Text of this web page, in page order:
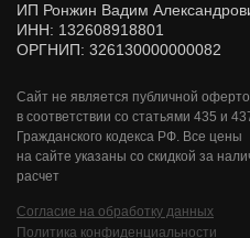
Согласие на обработку данных
Политика конфиденциальности
ИП Ронжин Вадим
ИНН: 132608918801
ОРГНИП: 326130000000082
Сайт не является публичной
в соответствии со статьями 435 и
Гражданского кодекса РФ. Все цены
на сайте указаны со скидкой за
расчет